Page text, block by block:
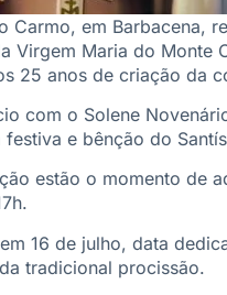
Carmo, em Barbacena,
Virgem Maria do
25 anos de criação da
com o Solene
e bênção do
estão o momento de
16 de julho, data
tradicional procissão.